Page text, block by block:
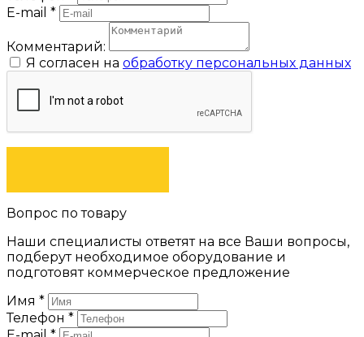
E-mail *
Комментарий:
Я согласен на обработку персональных данных
Вопрос по товару
Наши специалисты ответят на все Ваши вопросы,
подберут необходимое оборудование и
подготовят коммерческое предложение
Имя *
Телефон *